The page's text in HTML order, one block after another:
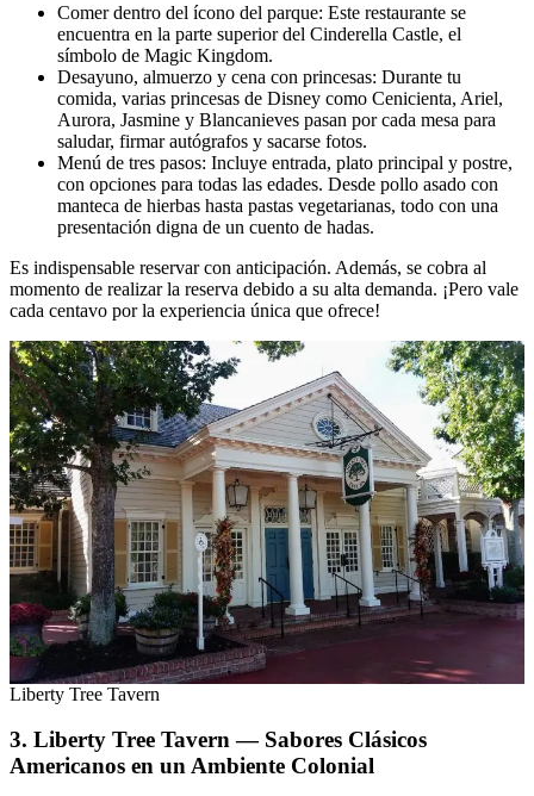
Comer dentro del ícono del parque: Este restaurante se
encuentra en la parte superior del Cinderella Castle, el
símbolo de Magic Kingdom.
Desayuno, almuerzo y cena con princesas: Durante tu
comida, varias princesas de Disney como Cenicienta, Ariel,
Aurora, Jasmine y Blancanieves pasan por cada mesa para
saludar, firmar autógrafos y sacarse fotos.
Menú de tres pasos: Incluye entrada, plato principal y postre,
con opciones para todas las edades. Desde pollo asado con
manteca de hierbas hasta pastas vegetarianas, todo con una
presentación digna de un cuento de hadas.
Es indispensable reservar con anticipación. Además, se cobra al
momento de realizar la reserva debido a su alta demanda. ¡Pero vale
cada centavo por la experiencia única que ofrece!
Liberty Tree Tavern
3. Liberty Tree Tavern — Sabores Clásicos
Americanos en un Ambiente Colonial